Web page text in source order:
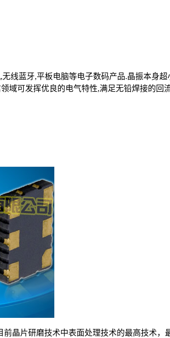
线蓝牙,平板电脑等电子数码产品.晶振本身
域可发挥优良的电气特性,满足无铅焊接的回
晶片研磨技术中表面处理技术的最高技术，